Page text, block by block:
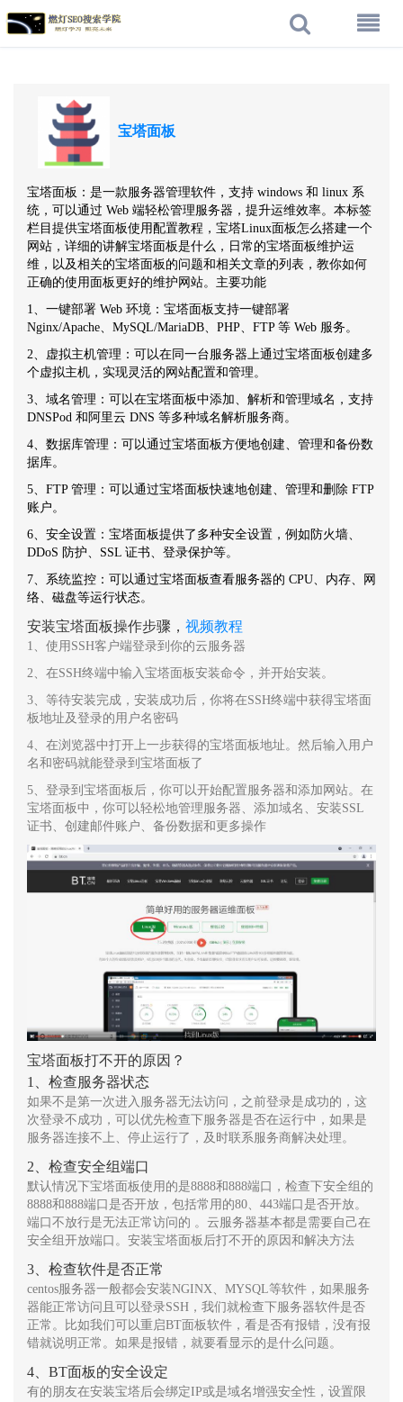
宝塔面板
宝塔面板：是一款服务器管理软件，支持 windows 和 linux 系
统，可以通过 Web 端轻松管理服务器，提升运维效率。本标签
栏目提供宝塔面板使用配置教程，宝塔Linux面板怎么搭建一个
网站，详细的讲解宝塔面板是什么，日常的宝塔面板维护运
维，以及相关的宝塔面板的问题和相关文章的列表，教你如何
正确的使用面板更好的维护网站。主要功能
1、一键部署 Web 环境：宝塔面板支持一键部署
Nginx/Apache、MySQL/MariaDB、PHP、FTP 等 Web 服务。
2、虚拟主机管理：可以在同一台服务器上通过宝塔面板创建多
个虚拟主机，实现灵活的网站配置和管理。
3、域名管理：可以在宝塔面板中添加、解析和管理域名，支持
DNSPod 和阿里云 DNS 等多种域名解析服务商。
4、数据库管理：可以通过宝塔面板方便地创建、管理和备份数
据库。
5、FTP 管理：可以通过宝塔面板快速地创建、管理和删除 FTP
账户。
6、安全设置：宝塔面板提供了多种安全设置，例如防火墙、
DDoS 防护、SSL 证书、登录保护等。
7、系统监控：可以通过宝塔面板查看服务器的 CPU、内存、网
络、磁盘等运行状态。
安装宝塔面板操作步骤， 视频教程
1、使用SSH客户端登录到你的云服务器
2、在SSH终端中输入宝塔面板安装命令，并开始安装。
3、等待安装完成，安装成功后，你将在SSH终端中获得宝塔面
板地址及登录的用户名密码
4、在浏览器中打开上一步获得的宝塔面板地址。然后输入用户
名和密码就能登录到宝塔面板了
5、登录到宝塔面板后，你可以开始配置服务器和添加网站。在
宝塔面板中，你可以轻松地管理服务器、添加域名、安装SSL
证书、创建邮件账户、备份数据和更多操作
宝塔面板打不开的原因？
1、检查服务器状态
如果不是第一次进入服务器无法访问，之前登录是成功的，这
次登录不成功，可以优先检查下服务器是否在运行中，如果是
服务器连接不上、停止运行了，及时联系服务商解决处理。
2、检查安全组端口
默认情况下宝塔面板使用的是8888和888端口，检查下安全组的
8888和888端口是否开放，包括常用的80、443端口是否开放。
端口不放行是无法正常访问的 。云服务器基本都是需要自己在
安全组开放端口。安装宝塔面板后打不开的原因和解决方法
3、检查软件是否正常
centos服务器一般都会安装NGINX、MYSQL等软件，如果服务
器能正常访问且可以登录SSH，我们就检查下服务器软件是否
正常。比如我们可以重启BT面板软件，看是否有报错，没有报
错就说明正常。如果是报错，就要看显示的是什么问题。
4、BT面板的安全设定
有的朋友在安装宝塔后会绑定IP或是域名增强安全性，设置限